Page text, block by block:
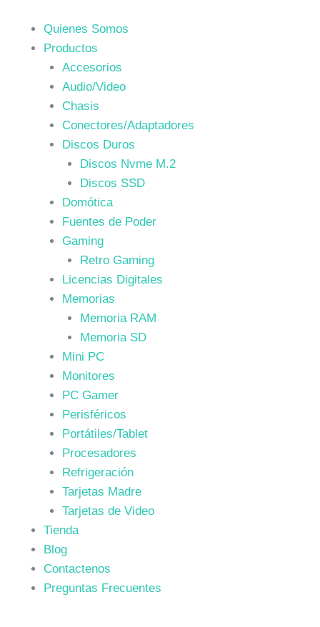
Quienes Somos
Productos
Accesorios
Audio/Video
Chasis
Conectores/Adaptadores
Discos Duros
Discos Nvme M.2
Discos SSD
Domótica
Fuentes de Poder
Gaming
Retro Gaming
Licencias Digitales
Memorias
Memoria RAM
Memoria SD
Mini PC
Monitores
PC Gamer
Perisféricos
Portátiles/Tablet
Procesadores
Refrigeración
Tarjetas Madre
Tarjetas de Video
Tienda
Blog
Contactenos
Preguntas Frecuentes